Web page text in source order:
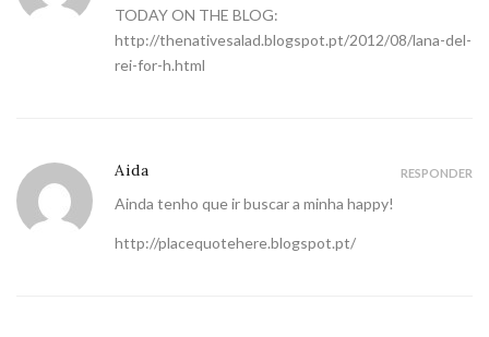
TODAY ON THE BLOG:
http://thenativesalad.blogspot.pt/2012/08/lana-del-
rei-for-h.html
Aida
Ainda tenho que ir buscar a minha happy!
http://placequotehere.blogspot.pt/
RESPONDER